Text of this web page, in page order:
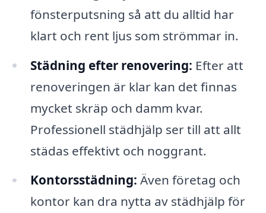
fönsterputsning så att du alltid har
klart och rent ljus som strömmar in.
Städning efter renovering: Efter att
renoveringen är klar kan det finnas
mycket skräp och damm kvar.
Professionell städhjälp ser till att allt
städas effektivt och noggrant.
Kontorsstädning: Även företag och
kontor kan dra nytta av städhjälp för